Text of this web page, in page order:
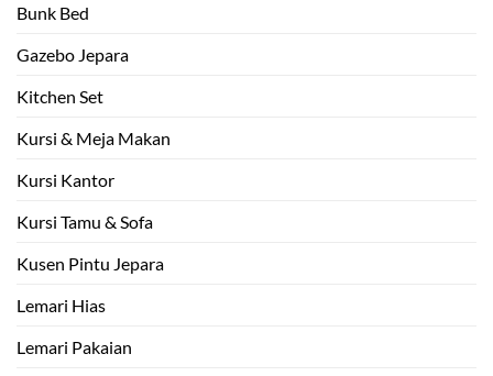
Bunk Bed
Gazebo Jepara
Kitchen Set
Kursi & Meja Makan
Kursi Kantor
Kursi Tamu & Sofa
Kusen Pintu Jepara
Lemari Hias
Lemari Pakaian